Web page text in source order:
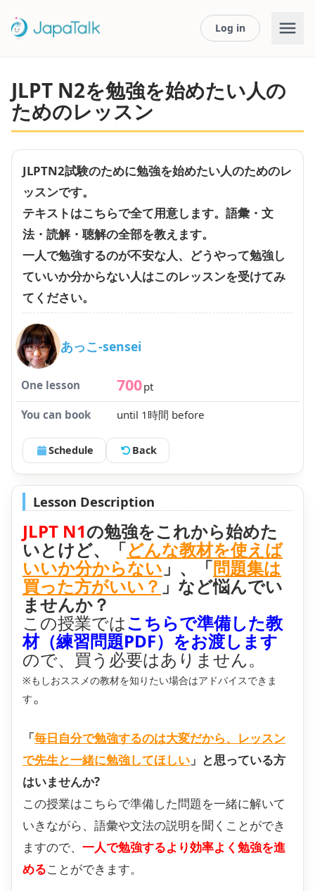
Log in
JLPT N2を勉強を始めたい人の
ためのレッスン
JLPTN2試験のために勉強を始めたい人のためのレ
ッスンです。
テキストはこちらで全て用意します。語彙・文
法・読解・聴解の全部を教えます。
一人で勉強するのが不安な人、どうやって勉強し
ていいか分からない人はこのレッスンを受けてみ
てください。
あっこ-sensei
One lesson 700pt
You can book
until 1時間 before
Schedule Back
Lesson Description
JLPT N1の勉強をこれから始めた
いとけど、「どんな教材を使えば
いいか分からない 」、「問題集は
買った方がいい？ 」など悩んでい
ませんか？
この授業ではこちらで準備した教
材（練習問題PDF）をお渡します
ので、買う必要はありません。
※もしおススメの教材を知りたい場合はアドバイスできま
す。
「毎日自分で勉強するのは大変だから、レッスン
で先生と一緒に勉強してほしい 」と思っている方
はいませんか?
この授業はこちらで準備した問題を一緒に解いて
いきながら、語彙や文法の説明を聞くことができ
ますので、 一人で勉強するより効率よく勉強を進
めることができます。